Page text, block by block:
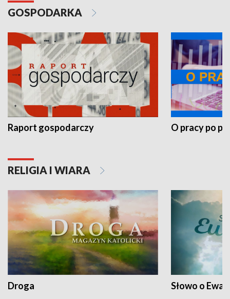
GOSPODARKA
Raport gospodarczy O pracy po
RELIGIA I WIARA
Droga Słowo o